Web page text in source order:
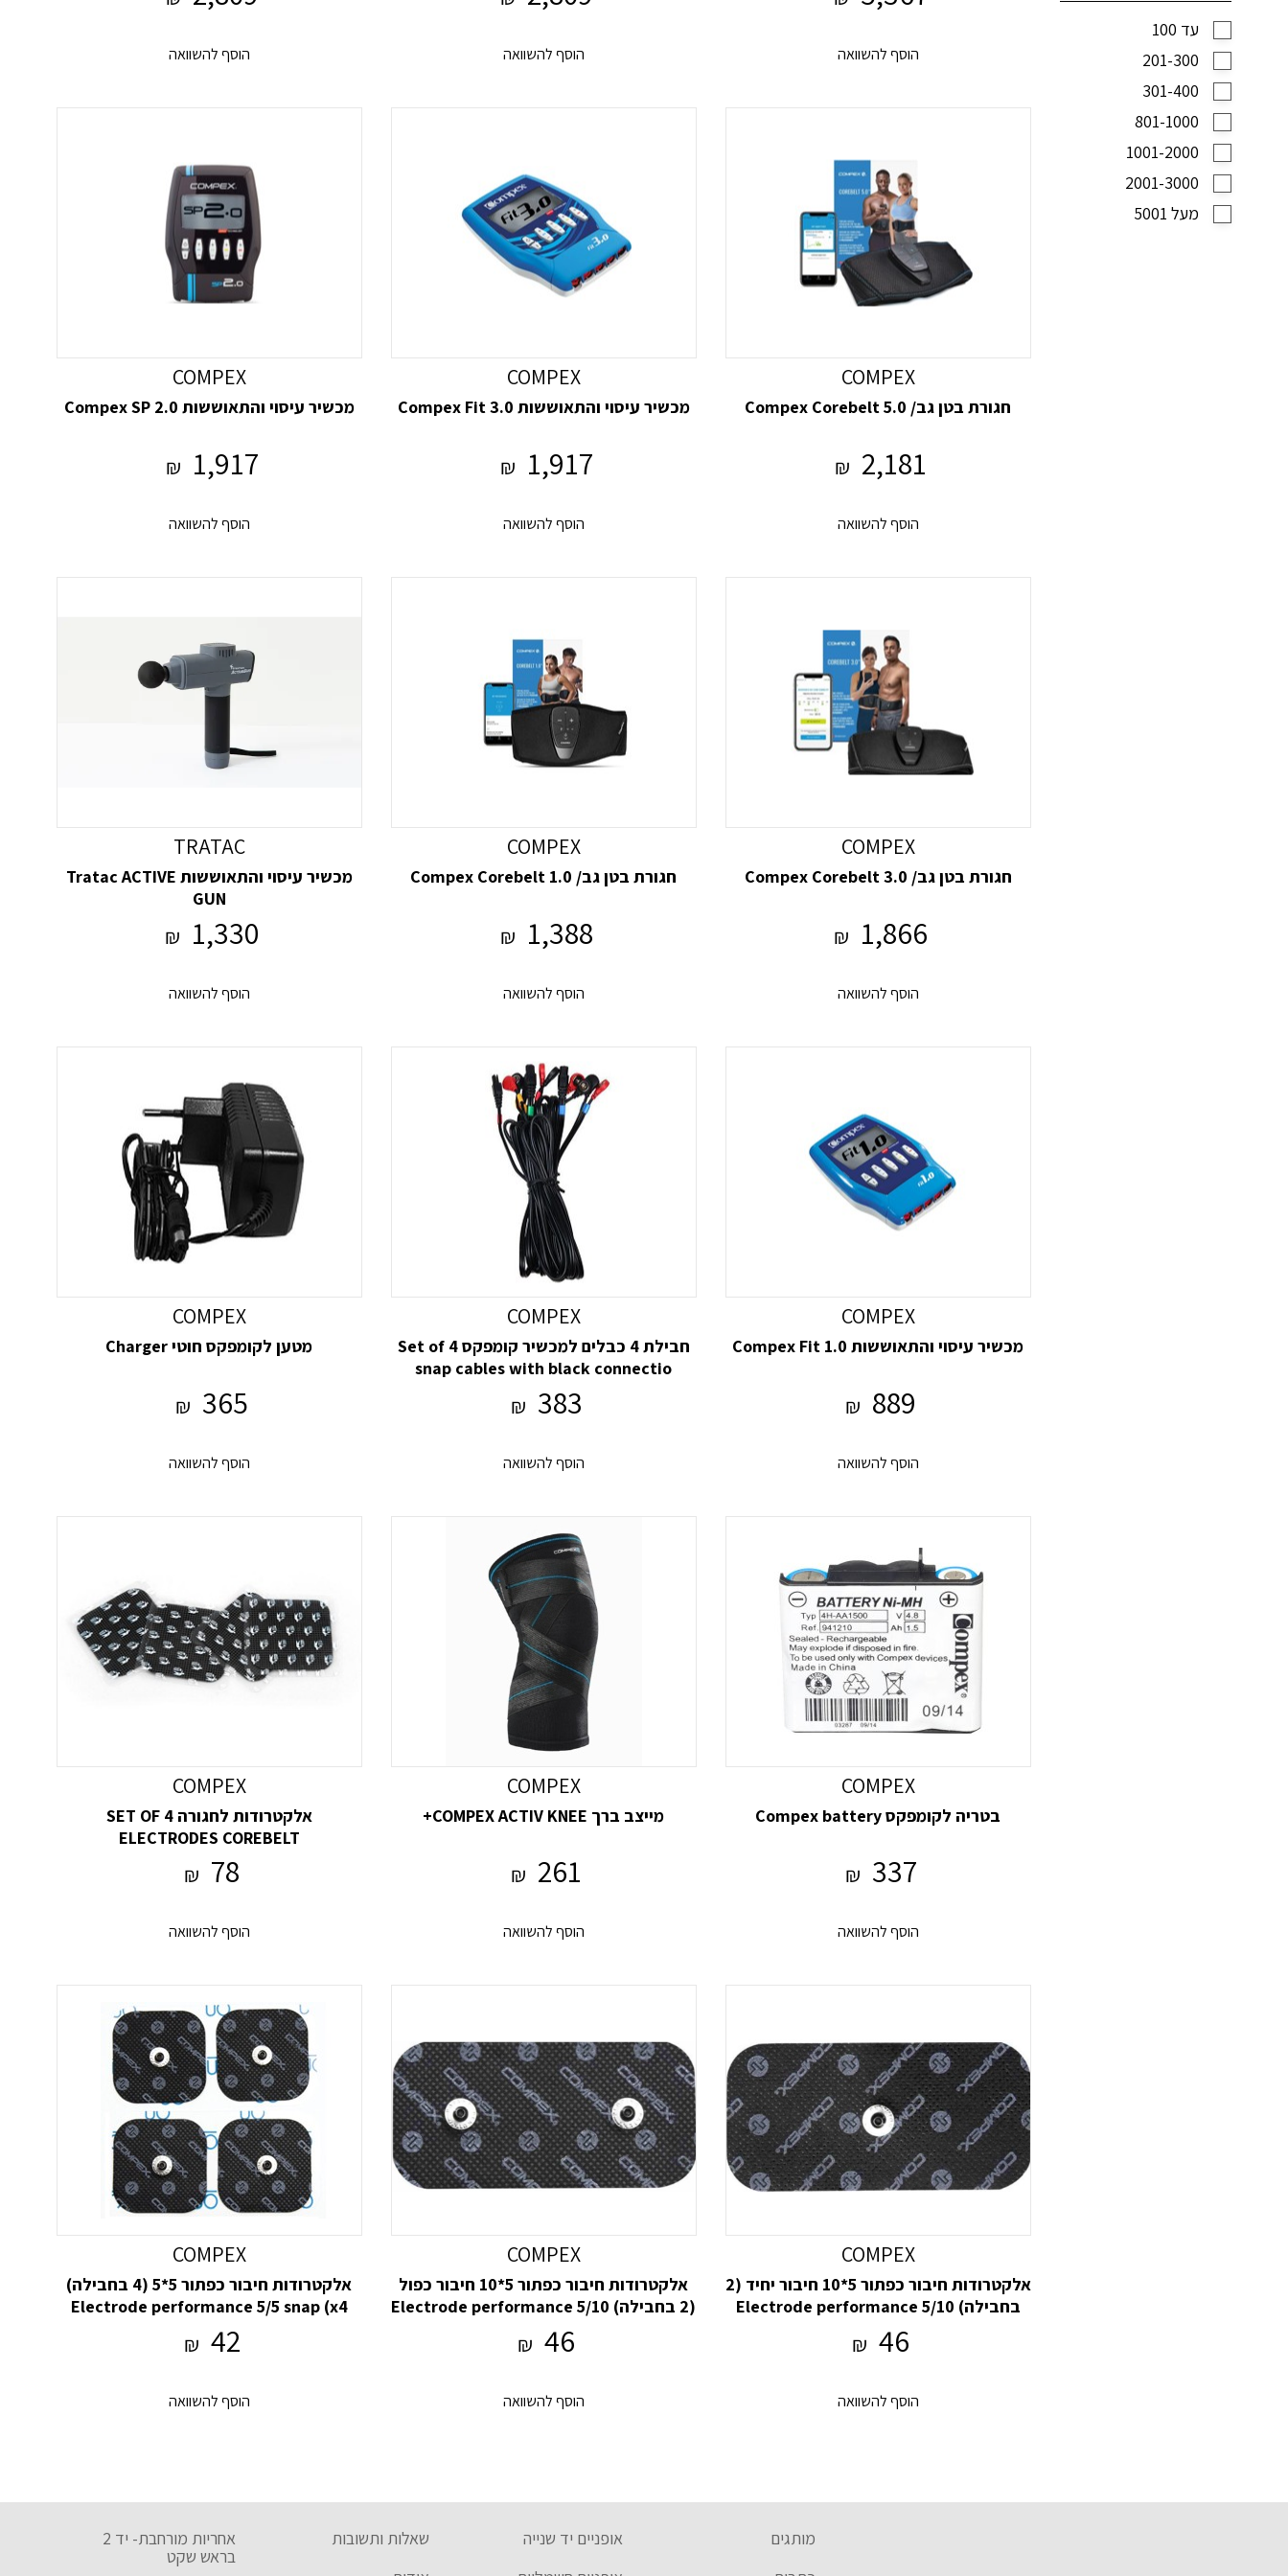
עד 100
201-300
301-400
801-1000
1001-2000
2001-3000
מעל 5001
הוסף להשוואה הוסף להשוואה הוסף להשוואה
COMPEX
חגורת בטן גב/ Compex Corebelt 5.0
2,181
₪
COMPEX
מכשיר עיסוי והתאוששות Compex Fit 3.0
1,917
₪
הוסף להשוואה
COMPEX
מכשיר עיסוי והתאוששות Compex SP 2.0
1,917
₪
הוסף להשוואה
COMPEX
חגורת בטן גב/ Compex Corebelt 3.0
1,866
₪
COMPEX
חגורת בטן גב/ Compex Corebelt 1.0
1,388
₪
TRATAC
מכשיר עיסוי והתאוששות Tratac ACTIVE
GUN
1,330
₪
הוסף להשוואה
COMPEX
מכשיר עיסוי והתאוששות Compex Fit 1.0
889
₪
הוסף להשוואה
COMPEX
חבילת 4 כבלים למכשיר קומפקס Set of 4
snap cables with black connectio
383
₪
הוסף להשוואה
COMPEX
מטען לקומפקס חוטי Charger
365
₪
הוסף להשוואה
COMPEX
בטריה לקומפקס Compex battery
337
₪
הוסף להשוואה
COMPEX
מייצב ברך COMPEX ACTIV KNEE+
261
₪
הוסף להשוואה
COMPEX
אלקטרודות לחגורה SET OF 4
ELECTRODES COREBELT
78
₪
הוסף להשוואה
COMPEX
אלקטרודות חיבור כפתור 5*10 חיבור יחיד (2
בחבילה) Electrode performance 5/10
snap 1 connection (x2
46
₪
הוסף להשוואה
COMPEX
אלקטרודות חיבור כפתור 5*10 חיבור כפול
(2 בחבילה) Electrode performance 5/10
snap 2 connections (x2
46
₪
הוסף להשוואה
COMPEX
אלקטרודות חיבור כפתור 5*5 (4 בחבילה)
Electrode performance 5/5 snap (x4
42
₪
הוסף להשוואה
מותגים
אופניים יד שנייה
שאלות ותשובות
אחריות מורחבת- יד 2
בראש שקט